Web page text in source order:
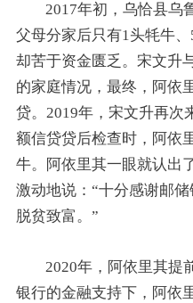
2017年初，乌恰县乌
父母分家后只有1头牦牛
却苦于资金匮乏。宋文升
的家庭情况，最终，阿依
贷。2019年，宋文升再次
额信贷贷后检查时，阿依
牛。阿依里其一眼就认出
激动地说：“十分感谢邮
脱贫致富。”
2020年，阿依里其提
银行的金融支持下，阿依